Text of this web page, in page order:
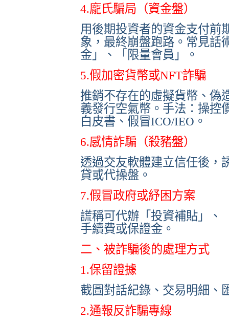
4.龐氏騙局（資金盤）
用後期投資者的資金支付前
象，最終崩盤跑路。常見話
金」、「限量會員」。
5.假加密貨幣或NFT詐騙
推銷不存在的虛擬貨幣、偽
義發行空氣幣。手法：操控
白皮書、假冒ICO/IEO。
6.感情詐騙（殺豬盤）
透過交友軟體建立信任後，
貸或代操盤。
7.假冒政府或紓困方案
謊稱可代辦「投資補貼」、
手續費或保證金。
二、被詐騙後的處理方式
1.保留證據
截圖對話紀錄、交易明細、
2.通報反詐騙專線